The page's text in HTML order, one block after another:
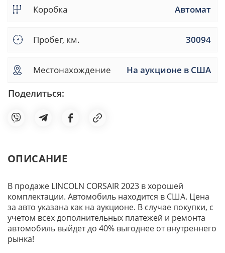
Коробка Автомат
Пробег, км. 30094
Местонахождение На аукционе в США
Поделиться:
ОПИСАНИЕ
В продаже LINCOLN CORSAIR 2023 в хорошей
комплектации. Автомобиль находится в США. Цена
за авто указана как на аукционе. В случае покупки, с
учетом всех дополнительных платежей и ремонта
автомобиль выйдет до 40% выгоднее от внутреннего
рынка!